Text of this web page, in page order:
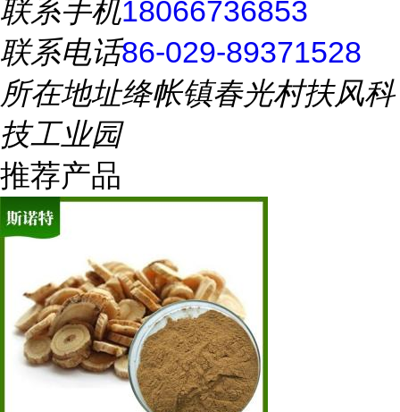
联系手机18066736853
联系电话86-029-89371528
所在地址绛帐镇春光村扶风科
技工业园
推荐产品